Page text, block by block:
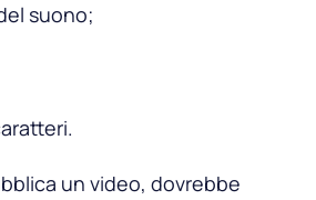
suono;
un video, dovrebbe